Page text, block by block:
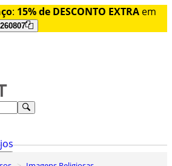
: 15% de DESCONTO EXTRA em
260807